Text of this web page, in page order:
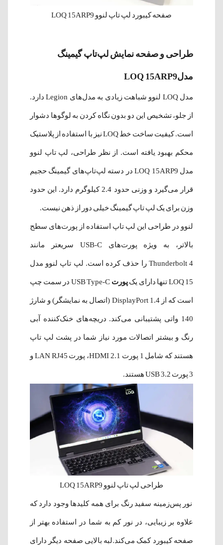
صفحه کیبورد لپ تاپ لنوو LOQ 15ARP9
طراحی و صفحه نمایش لپ‌تاپ‌ گیمینگ
مدلLOQ 15ARP9
مدل LOQ لنوو شباهت زیادی به مدل‌های Legion دارد.
از جلو، تشخیص این دو بدون نگاه کردن به لوگوها دشوار
است. کیفیت ساخت خط LOQ نیز با استفاده از پلاستیک
محکم بهبود یافته است. از نظر طراحی، لپ تاپ لنوو
مدل LOQ 15ARP9 در دسته لپ‌تاپ‌های گیمینگ حجیم
قرار می‌گیرد و وزنی حدود 2.4 کیلوگرم دارد. این حدود
وزن برای یک لپ تاپ گیمینگ خیلی دور از ذهن نیست.
لنوو در طراحی این لپ تاپ استفاده از پورت‌های سطح
بالاتر، به ویژه پورت‌های USB-C سریعتر مانند
Thunderbolt 4 را حذف کرده است. لپ تاپ لنوو مدل
LOQ 15 تنها دارای یک پورت USB Type-C در سمت چپ
است که از DisplayPort 1.4 (اتصال به نمایشگر) و شارژ
140 واتی پشتیبانی می‌کند. دریچه‌های خنک‌کننده آبی
رنگ و بیشتر اتصالات مورد نیاز شما در پشت لپ تاپ
هستند که شامل 1 پورت HDMI 2.1، پورت LAN RJ45 و
3 پورت USB 3.2 هستند.
طراحی لپ تاپ لنوو LOQ 15ARP9
نور پس‌زمینه سفید رنگ برای همه کلیدها وجود دارد که
علاوه بر زیبایی، در نور کم به شما در استفاده بهتر از
صفحه کیبورد کمک می‌کند.لبه بالایی صفحه دیگر دارای